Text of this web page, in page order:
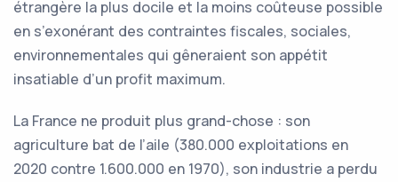
étrangère la plus docile et la moins coûteuse possible
en s’exonérant des contraintes fiscales, sociales,
environnementales qui gêneraient son appétit
insatiable d’un profit maximum.
La France ne produit plus grand-chose : son
agriculture bat de l’aile (380.000 exploitations en
2020 contre 1.600.000 en 1970), son industrie a perdu